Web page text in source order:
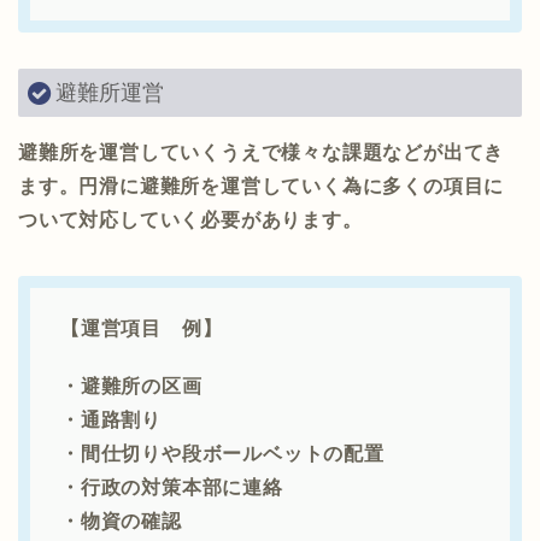
避難所運営
避難所を運営していくうえで様々な課題などが出てき
ます。円滑に避難所を運営していく為に多くの項目に
ついて対応していく必要があります。
【運営項目 例】
・避難所の区画
・通路割り
・間仕切りや段ボールベットの配置
・行政の対策本部に連絡
・物資の確認